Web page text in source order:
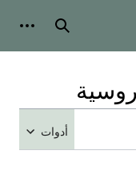
بحث
أدوات